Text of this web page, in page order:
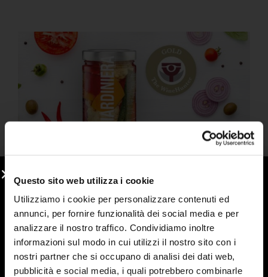
Questo sito web utilizza i cookie
Utilizziamo i cookie per personalizzare contenuti ed
annunci, per fornire funzionalità dei social media e per
analizzare il nostro traffico. Condividiamo inoltre
informazioni sul modo in cui utilizzi il nostro sito con i
nostri partner che si occupano di analisi dei dati web,
pubblicità e social media, i quali potrebbero combinarle
4 September 2024
Giardiniera honored by The Wine Hunter
Read More "